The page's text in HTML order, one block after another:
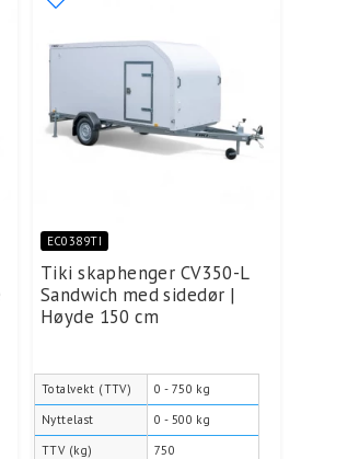
EC0389TI
Tiki skaphenger CV350-L
Sandwich med sidedør |
Høyde 150 cm
Totalvekt (TTV)
0 - 750 kg
Nyttelast
0 - 500 kg
TTV (kg)
750